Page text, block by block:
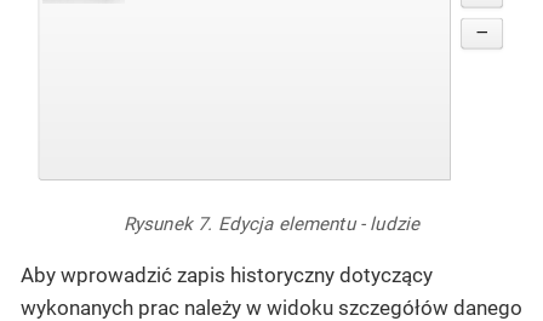
Rysunek 7. Edycja elementu - ludzie
Aby wprowadzić zapis historyczny dotyczący
wykonanych prac należy w widoku szczegółów danego